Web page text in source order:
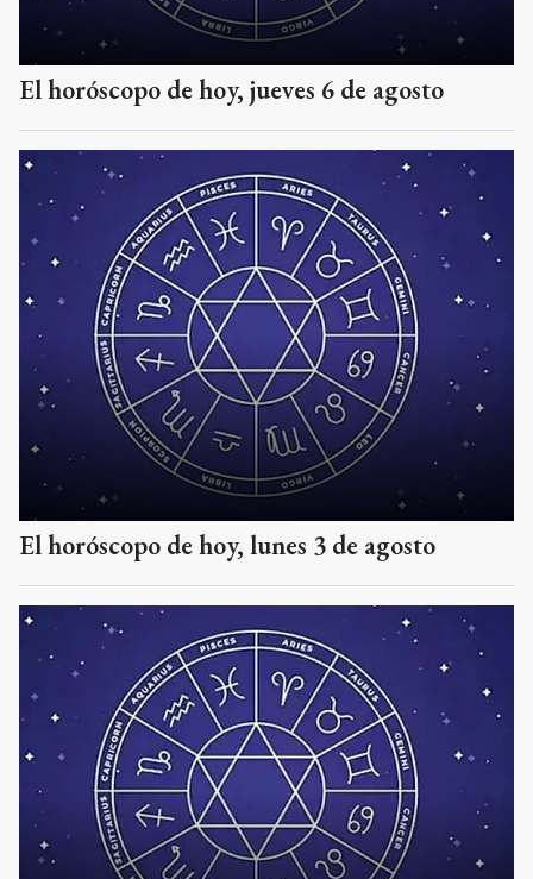
El horóscopo de hoy, jueves 6 de agosto
El horóscopo de hoy, lunes 3 de agosto